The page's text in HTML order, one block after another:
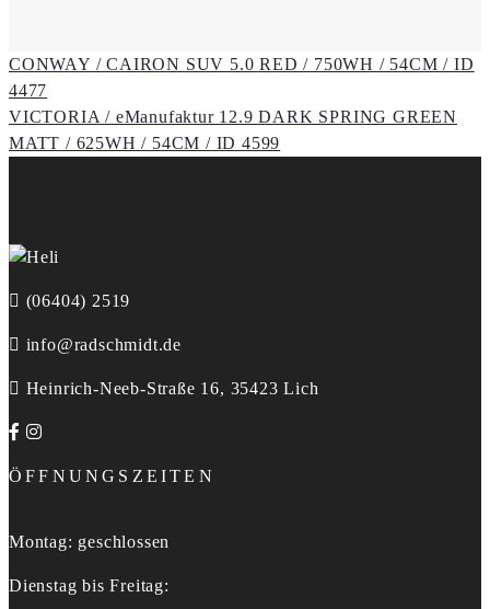
Portfolio
navigation
CONWAY / CAIRON SUV 5.0 RED / 750WH / 54CM / ID
4477
VICTORIA / eManufaktur 12.9 DARK SPRING GREEN
MATT / 625WH / 54CM / ID 4599
(06404) 2519
info@radschmidt.de
Heinrich-Neeb-Straße 16, 35423 Lich
ÖFFNUNGSZEITEN
Montag: geschlossen
Dienstag bis Freitag: